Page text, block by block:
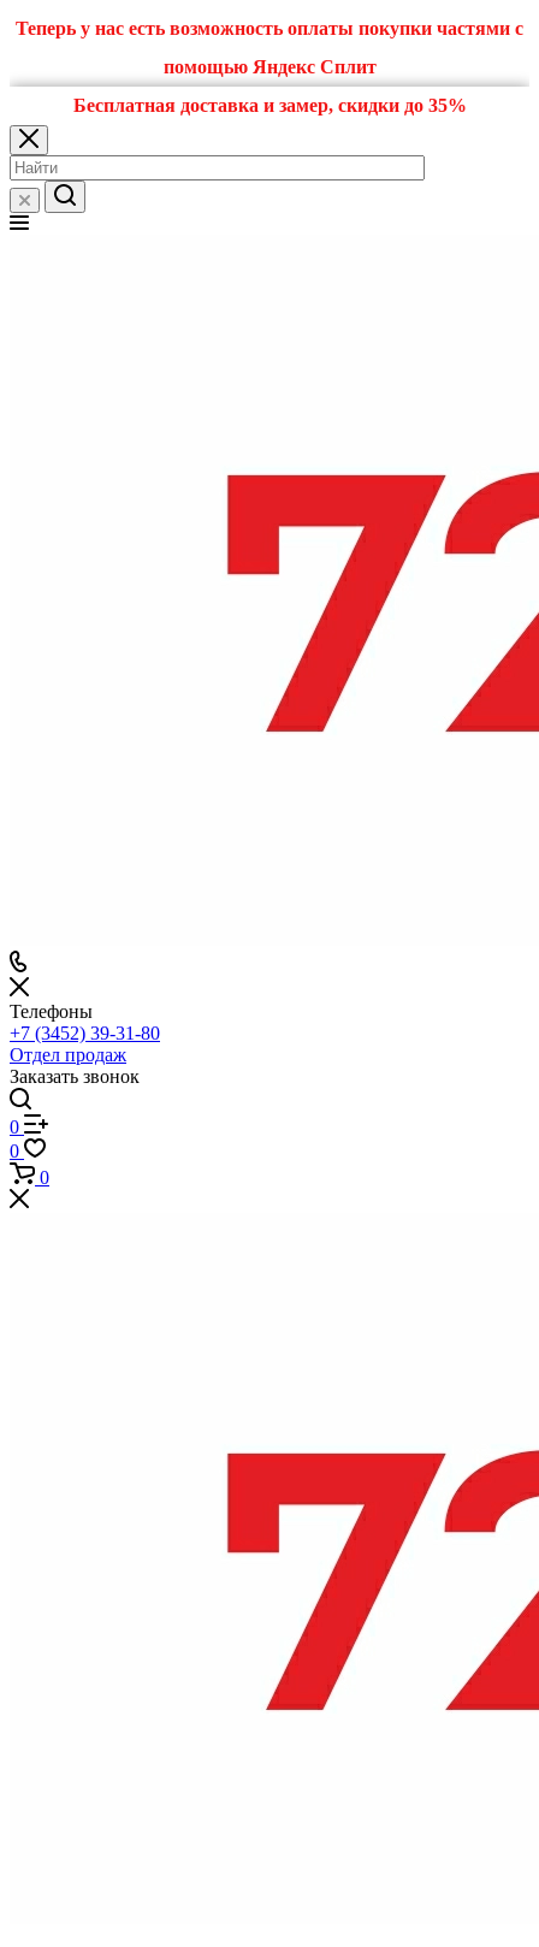
Теперь у нас есть возможность оплаты покупки частями с
помощью Яндекс Сплит
Бесплатная доставка и замер, скидки до 35%
Телефоны
+7 (3452) 39-31-80
Отдел продаж
Заказать звонок
0
0
0